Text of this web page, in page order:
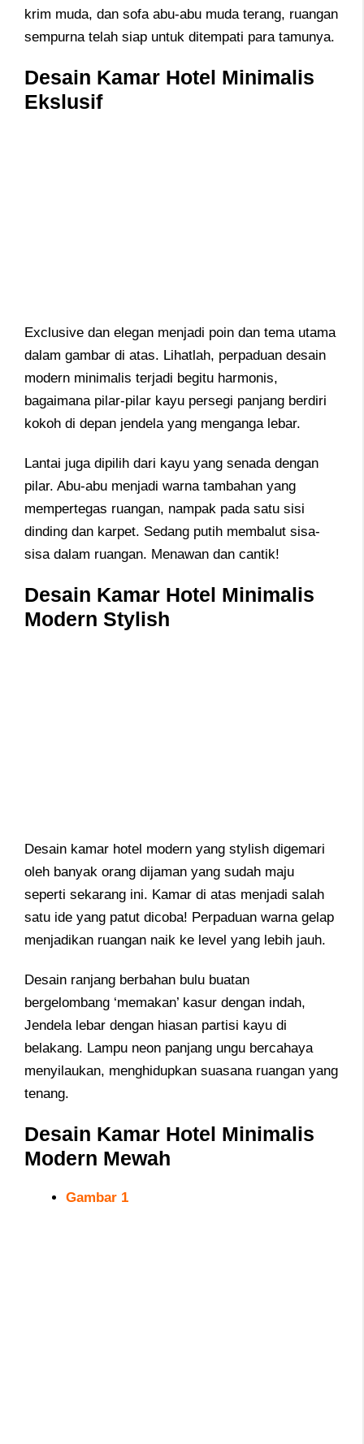
krim muda, dan sofa abu-abu muda terang, ruangan
sempurna telah siap untuk ditempati para tamunya.
Desain Kamar Hotel Minimalis
Ekslusif
Exclusive dan elegan menjadi poin dan tema utama
dalam gambar di atas. Lihatlah, perpaduan desain
modern minimalis terjadi begitu harmonis,
bagaimana pilar-pilar kayu persegi panjang berdiri
kokoh di depan jendela yang menganga lebar.
Lantai juga dipilih dari kayu yang senada dengan
pilar. Abu-abu menjadi warna tambahan yang
mempertegas ruangan, nampak pada satu sisi
dinding dan karpet. Sedang putih membalut sisa-
sisa dalam ruangan. Menawan dan cantik!
Desain Kamar Hotel Minimalis
Modern Stylish
Desain kamar hotel modern yang stylish digemari
oleh banyak orang dijaman yang sudah maju
seperti sekarang ini. Kamar di atas menjadi salah
satu ide yang patut dicoba! Perpaduan warna gelap
menjadikan ruangan naik ke level yang lebih jauh.
Desain ranjang berbahan bulu buatan
bergelombang ‘memakan’ kasur dengan indah,
Jendela lebar dengan hiasan partisi kayu di
belakang. Lampu neon panjang ungu bercahaya
menyilaukan, menghidupkan suasana ruangan yang
tenang.
Desain Kamar Hotel Minimalis
Modern Mewah
Gambar 1